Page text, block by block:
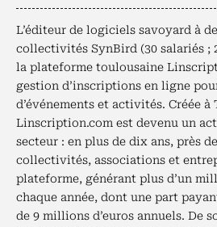
L’éditeur de logiciels savoyard à
collectivités SynBird (30 salariés ;
la plateforme toulousaine
gestion d’inscriptions en ligne
d’événements et activités. Créée à
Linscription.com est devenu un
secteur : en plus de dix ans, près
collectivités, associations et
plateforme, générant plus d’un
chaque année, dont une part
de 9 millions d’euros annuels. De